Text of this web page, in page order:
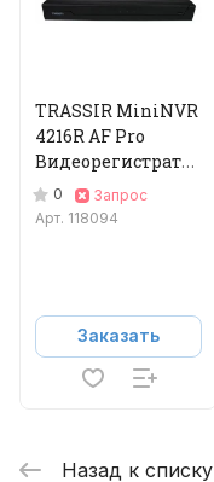
TRASSIR MiniNVR
4216R AF Pro
Видеорегистратор
IP 0
Запрос
Арт. 118094
Заказать
Назад к списку